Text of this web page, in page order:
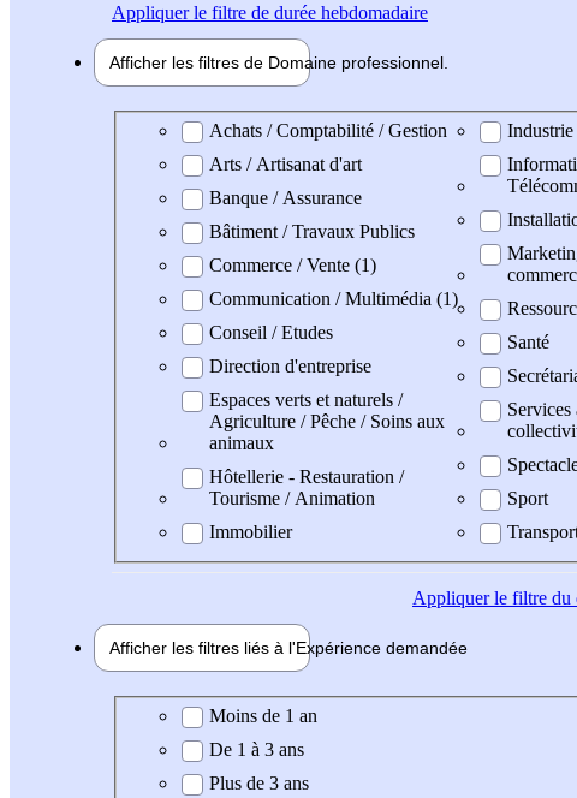
Appliquerle filtre de durée hebdomadaire
Afficher les filtres de Domaine professionnel
Domaine professionel
Achats / Comptabilité / Gestion
Arts / Artisanat d'art
Banque / Assurance
Bâtiment / Travaux Publics
Commerce / Vente (1)
Communication / Multimédia (1)
Conseil / Etudes
Direction d'entreprise
Espaces verts et naturels /
Agriculture / Pêche / Soins aux
animaux
Hôtellerie - Restauration /
Tourisme / Animation
Immobilier
Industrie
Santé
Services
Sport
Appliquerle filtre du
Afficher les filtres liés à l'Expérience demandée
Expérience demandée
Moins de 1 an
De 1 à 3 ans
Plus de 3 ans